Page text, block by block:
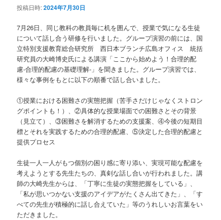
ツ
へ
移
動
へ
移
動
投稿日時:2024年7月30日
7月26日、同じ教科の教員毎に机を囲んで、授業で気になる生徒
について話し合う研修を行いました。グループ演習の前には、国
立特別支援教育総合研究所 西日本ブランチ広島オフィス 統括
研究員の大崎博史氏による講演「ここから始めよう！合理的配
慮‐合理的配慮の基礎理解‐」を聞きました。グループ演習では、
様々な事例をもとに以下の順番で話し合いました。
①授業における困難さの実態把握（苦手さだけじゃなくストロン
グポイントも！）、②具体的な授業場面での困難さとその背景
（見立て）、③困難さを解消するための支援案、④今後の短期目
標とそれを実践するための合理的配慮、⑤決定した合理的配慮と
提供プロセス
生徒一人一人がもつ個別の困り感に寄り添い、実現可能な配慮を
考えようとする先生たちの、真剣な話し合いが行われました。講
師の大崎先生からは、「丁寧に生徒の実態把握をしている」、
「私が思いつかない支援のアイデアがたくさん出てきた」、「す
べての先生が積極的に話し合えていた」等のうれしいお言葉をい
ただきました。